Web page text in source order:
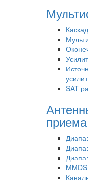
SAT
приема
MMDS